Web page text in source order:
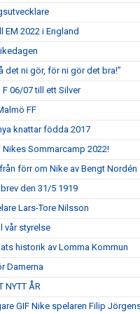
EM 2022 i England
det ni gör, för ni gör det bra!”
F 06/07 till ett Silver
FF
knattar födda 2017
Nikes Sommarcamp 2022!
förr om Nike av Bengt Nordén
den 31/5 1919
Lars-Tore Nilsson
vår styrelse
historik av Lomma Kommun
Damerna
NYTT ÅR
GIF Nike spelaren Filip